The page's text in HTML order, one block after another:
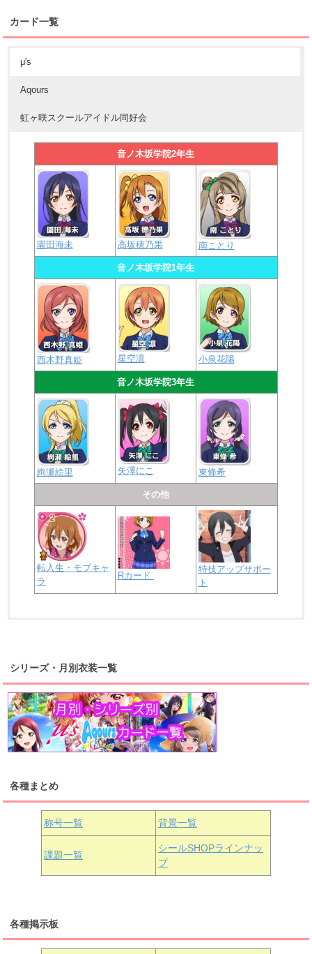
カード一覧
μ's
Aqours
虹ヶ咲スクールアイドル同好会
音ノ木坂学院2年生
園田海未 高坂穂乃果 南ことり
音ノ木坂学院1年生
西木野真姫 星空凛 小泉花陽
音ノ木坂学院3年生
絢瀬絵里 矢澤にこ 東條希
その他
転入生・モブキャ
ラ
Rカード
特技アップサポー
ト
桜内梨子 高海千歌 渡辺曜
浦の星女学院1年生
津島善子 黒澤ルビィ
浦の星女学院3年生
黒澤ダイヤ
上原歩夢 宮下愛 優木せつ菜
虹ヶ咲学園1年生
中須かすみ 天王寺璃奈
シリーズ・月別衣装一覧
各種まとめ
称号一覧 背景一覧
課題一覧
シールSHOPラインナッ
プ
各種掲示板